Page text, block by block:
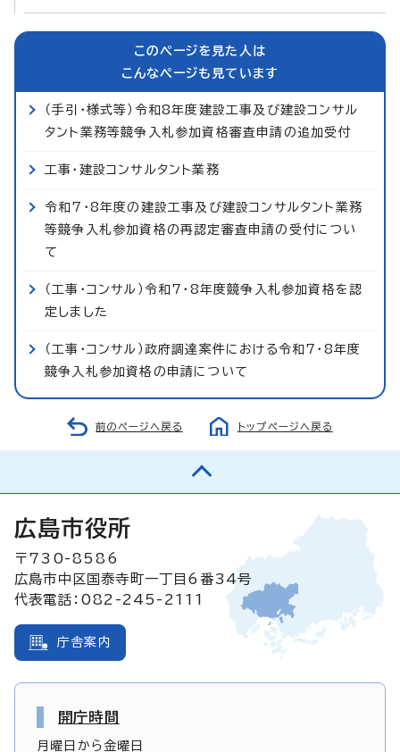
このページを見た人は
こんなページも見ています
（手引・様式等）令和8年度建設工事及び建設コンサル
タント業務等競争入札参加資格審査申請の追加受付
工事・建設コンサルタント業務
令和7・8年度の建設工事及び建設コンサルタント業務
等競争入札参加資格の再認定審査申請の受付につい
て
（工事・コンサル）令和7・8年度競争入札参加資格を認
定しました
（工事・コンサル）政府調達案件における令和7・8年度
競争入札参加資格の申請について
前のページへ戻る トップページへ戻る
広島市役所
〒730-8586
広島市中区国泰寺町一丁目6番34号
代表電話：082-245-2111
庁舎案内
開庁時間
月曜日から金曜日